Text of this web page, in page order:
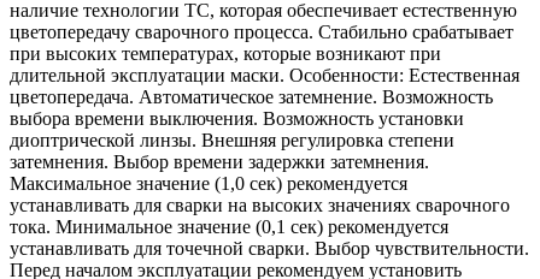
наличие технологии TC, которая обеспечивает естественную
цветопередачу сварочного процесса. Стабильно срабатывает
при высоких температурах, которые возникают при
длительной эксплуатации маски. Особенности: Естественная
цветопередача. Автоматическое затемнение. Возможность
выбора времени выключения. Возможность установки
диоптрической линзы. Внешняя регулировка степени
затемнения. Выбор времени задержки затемнения.
Максимальное значение (1,0 сек) рекомендуется
устанавливать для сварки на высоких значениях сварочного
тока. Минимальное значение (0,1 сек) рекомендуется
устанавливать для точечной сварки. Выбор чувствительности.
Перед началом эксплуатации рекомендуем установить